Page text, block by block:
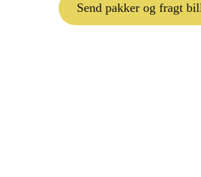
Send pakker og fragt